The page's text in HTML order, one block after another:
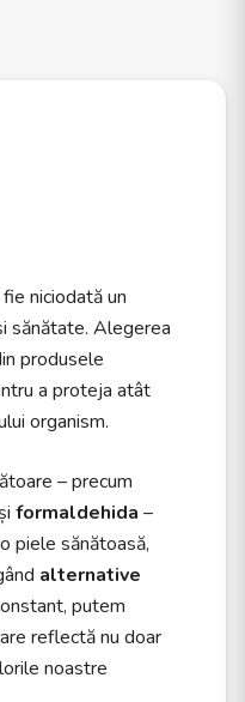
niciodată un
sănătate. Alegerea
produsele
a proteja atât
organism.
– precum
și formaldehida –
piele sănătoasă,
alternative
putem
reflectă nu doar
noastre